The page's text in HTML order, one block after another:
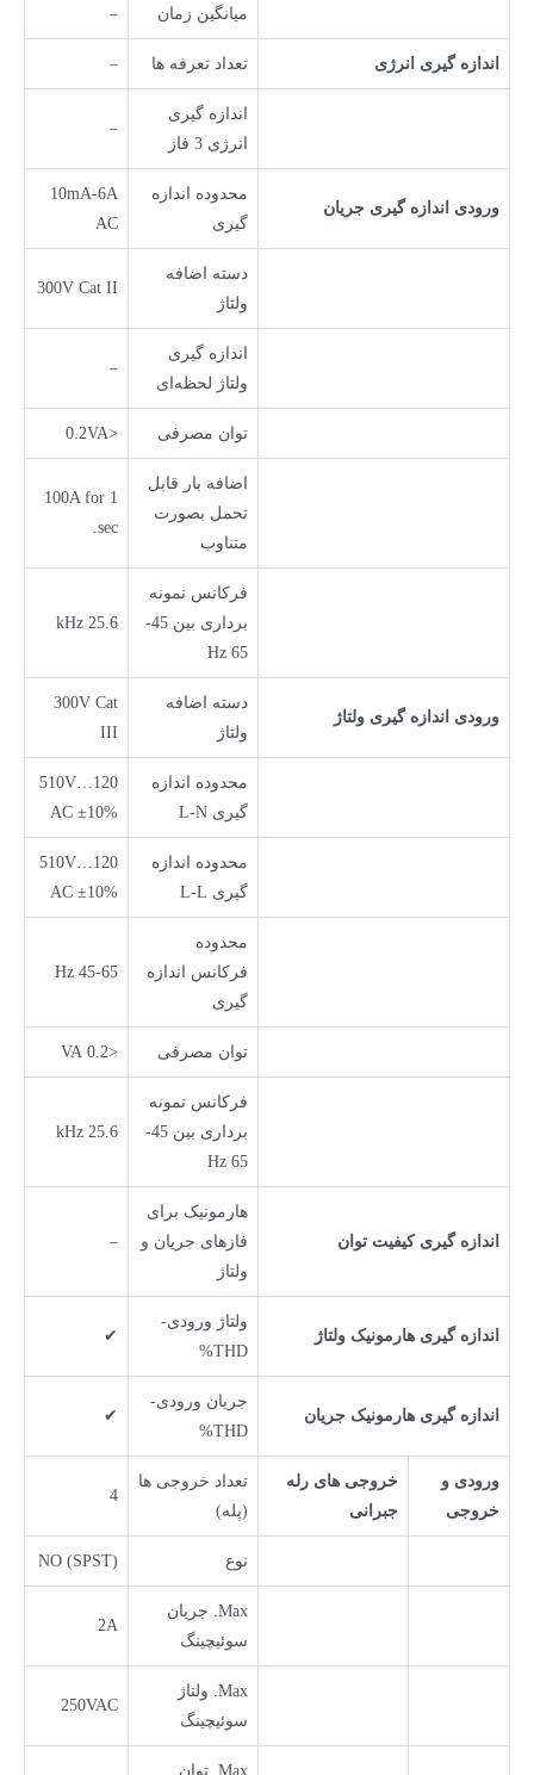
میانگین زمان –
اندازه گیری انرژی تعداد تعرفه ها –
اندازه گیری
انرژی 3 فاز
–
ورودی اندازه گیری جریان
محدوده اندازه
گیری
10mA-6A
AC
دسته اضافه
ولتاژ
300V Cat II
اندازه گیری
ولتاژ لحظه‌ای
–
توان مصرفی <0.2VA
اضافه بار قابل
تحمل بصورت
متناوب
100A for 1
sec.
فرکانس نمونه
برداری بین 45-
65 Hz
25.6 kHz
ورودی اندازه گیری ولتاژ
دسته اضافه
ولتاژ
300V Cat
III
محدوده اندازه
گیری L-N
120…510V
AC ±10%
محدوده اندازه
گیری L-L
120…510V
AC ±10%
محدوده
فرکانس اندازه
گیری
45-65 Hz
توان مصرفی <0.2 VA
فرکانس نمونه
برداری بین 45-
65 Hz
25.6 kHz
اندازه گیری کیفیت توان
هارمونیک برای
فازهای جریان و
ولتاژ
–
اندازه گیری هارمونیک ولتاژ
ولتاژ ورودی-
THD%
✔
اندازه گیری هارمونیک جریان
جریان ورودی-
THD%
✔
ورودی و
خروجی
خروجی های رله
جبرانی
تعداد خروجی ها
(پله)
4
نوع NO (SPST)
Max. جریان
سوئیچینگ
2A
Max. ولتاژ
سوئیچینگ
250VAC
Max. توان